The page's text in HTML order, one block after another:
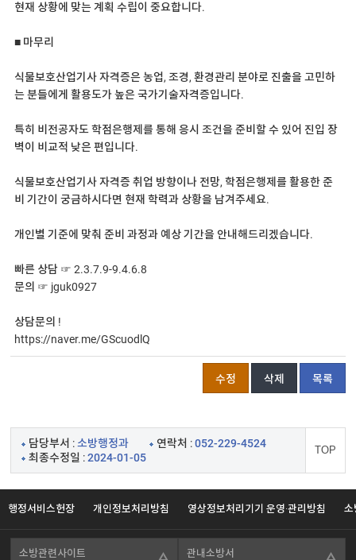
현재 상황에 맞는 계획 수립이 중요합니다.
■ 마무리
식물보호산업기사 자격증은 농업, 조경, 환경관리 분야로 진출을 고민하
는 분들에게 활용도가 높은 국가기술자격증입니다.
특히 비전공자도 학점은행제를 통해 응시 조건을 준비할 수 있어 진입 장
벽이 비교적 낮은 편입니다.
식물보호산업기사 자격증 취업 방향이나 전망, 학점은행제를 활용한 준
비 기간이 궁금하시다면 현재 학력과 상황을 남겨주세요.
개인별 기준에 맞춰 준비 과정과 예상 기간을 안내해드리겠습니다.
빠른 상담 ☞ 2.3.7.9-9.4.6.8
문의 ☞ jguk0927
상담문의 !
https://naver.me/GScuodlQ
수정 삭제 목록
담당부서 :소방행정과 연락처 :052-229-4524
최종수정일 :2024-01-05
TOP
행정서비스헌장 개인정보처리방침 영상정보처리기기 운영·관리방침 소
소방관련사이트 관내소방서